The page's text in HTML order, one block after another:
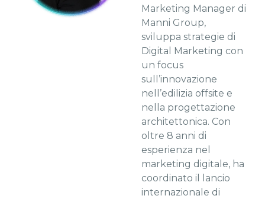
Marketing Manager di
Manni Group,
sviluppa strategie di
Digital Marketing con
un focus
sull’innovazione
nell’edilizia offsite e
nella progettazione
architettonica. Con
oltre 8 anni di
esperienza nel
marketing digitale, ha
coordinato il lancio
internazionale di